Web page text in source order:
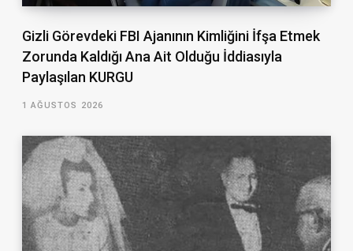
Gizli Görevdeki FBI Ajanının Kimliğini İfşa Etmek
Zorunda Kaldığı Ana Ait Olduğu İddiasıyla
Paylaşılan KURGU
1 AĞUSTOS 2026